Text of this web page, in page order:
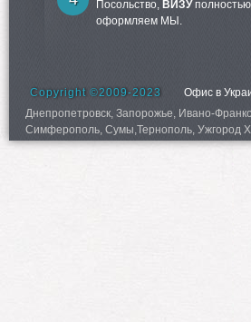
Посольство, ВИЗУполностью
оформляем МЫ.
Copyright ©2009-2023 Офис в
Днепропетровск, Запорожье, Ивано-
Симферополь, Сумы,Тернополь, Ужгород